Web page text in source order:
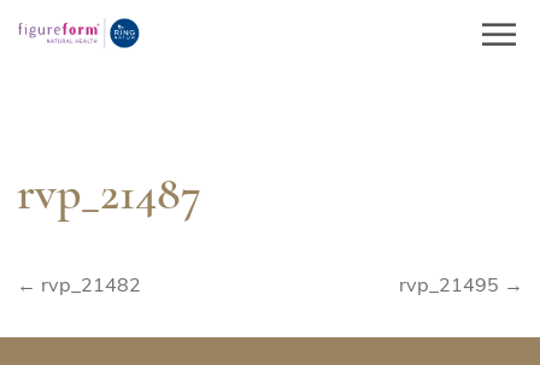
zum
rvp_21487
Beitragsnavigation
← rvp_21482 rvp_21495 →